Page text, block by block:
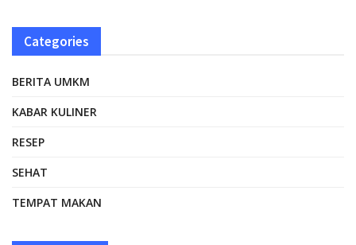
Categories
BERITA UMKM
KABAR KULINER
RESEP
SEHAT
TEMPAT MAKAN